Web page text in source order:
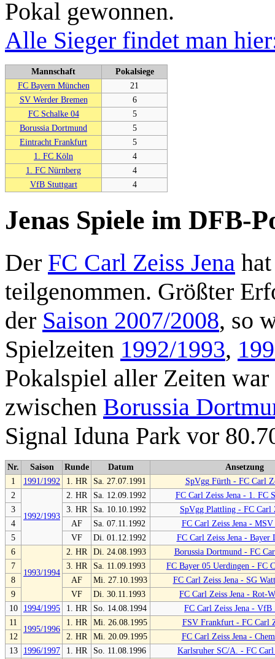
Pokal gewonnen.
Alle Sieger findet man
Mannschaft
Pokalsiege
FC Bayern München
21
SV Werder Bremen
6
FC Schalke 04
5
Borussia Dortmund
5
Eintracht Frankfurt
5
1. FC Köln
4
1. FC Nürnberg
4
VfB Stuttgart
4
Jenas Spiele im DFB-
Der FC Carl Zeiss Jena
teilgenommen. Größter
der Saison 2007/2008, so
Spielzeiten 1992/1993,
Pokalspiel aller Zeiten
zwischen Borussia
Signal Iduna Park vor
Nr. Saison Runde Datum
Ansetzung
1
1991/1992 1. HR Sa. 27.07.1991
SpVgg Fürth - FC Carl
2
1992/1993
2. HR Sa. 12.09.1992
FC Carl Zeiss Jena - 1. FC
3
3. HR Sa. 10.10.1992
SpVgg Plattling - FC Carl
4
AF Sa. 07.11.1992
FC Carl Zeiss Jena -
5
VF Di. 01.12.1992
FC Carl Zeiss Jena - Bayer
6
1993/1994
2. HR Di. 24.08.1993
Borussia Dortmund - FC
7
3. HR Sa. 11.09.1993
FC Bayer 05 Uerdingen - FC
8
AF Mi. 27.10.1993
FC Carl Zeiss Jena - SG
9
VF Di. 30.11.1993
FC Carl Zeiss Jena - Rot-
10
1994/1995 1. HR So. 14.08.1994
FC Carl Zeiss Jena - VfB
11
1995/1996
1. HR Mi. 26.08.1995
FSV Frankfurt - FC Carl
12
2. HR Mi. 20.09.1995
FC Carl Zeiss Jena -
13
1996/1997 1. HR So. 11.08.1996
Karlsruher SC/A. - FC Carl